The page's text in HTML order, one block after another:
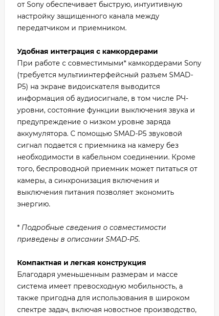
от Sony обеспечивает быструю, интуитивную
настройку защищенного канала между
передатчиком и приемником.
Удобная интеграция с камкордерами
При работе с совместимыми* камкордерами Sony
(требуется мультиинтерфейсный разъем SMAD-
P5) на экране видоискателя выводится
информация об аудиосигнале, в том числе РЧ-
уровни, состояние функции выключения звука и
предупреждение о низком уровне заряда
аккумулятора. С помощью SMAD-P5 звуковой
сигнал подается с приемника на камеру без
необходимости в кабельном соединении. Кроме
того, беспроводной приемник может питаться от
камеры, а синхронизация включения и
выключения питания позволяет экономить
энергию.
* Подробные сведения о совместимости
приведены в описании SMAD-P5.
Компактная и легкая конструкция
Благодаря уменьшенным размерам и массе
система имеет превосходную мобильность, а
также пригодна для использования в широком
спектре задач, включая новостное производство,